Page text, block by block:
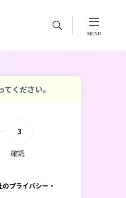
ください。
3
確認
プライバシー・